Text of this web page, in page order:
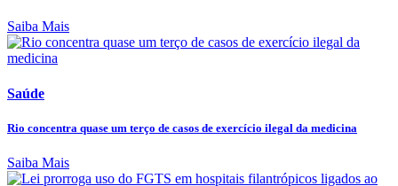
Saiba Mais
Saúde
Rio concentra quase um terço de casos de exercício ilegal da medicina
Saiba Mais